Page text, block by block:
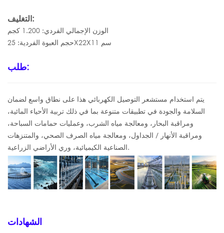
التغليف:
الوزن الإجمالي الفردي: 1.200 كجم
حجم العبوة الفردية: 25X22X11 سم
طلب:
يتم استخدام مستشعر التوصيل الكهربائي هذا على نطاق واسع لضمان
السلامة والجودة في تطبيقات متنوعة بما في ذلك تربية الأحياء المائية،
ومراقبة البحار، ومعالجة مياه الشرب، وعمليات حمامات السباحة،
ومراقبة الأنهار / الجداول، ومعالجة مياه الصرف الصحي، والمتنزهات
الصناعية الكيميائية، وري الأراضي الزراعية.
الشهادات